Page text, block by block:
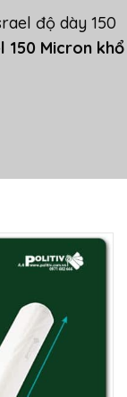
độ dày 150
150 Micron khổ